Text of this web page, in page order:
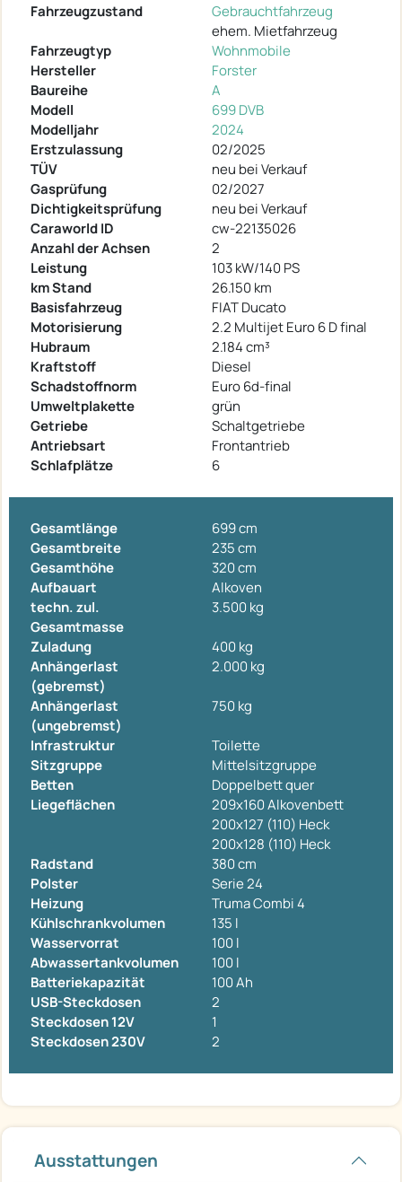
Fahrzeugzustand
Gebrauchtfahrzeug
ehem. Mietfahrzeug
Fahrzeugtyp
Wohnmobile
Hersteller
Forster
Baureihe
A
Modell
699 DVB
Modelljahr
2024
Erstzulassung
02/2025
TÜV
neu bei Verkauf
Gasprüfung
02/2027
Dichtigkeitsprüfung
neu bei Verkauf
Caraworld ID
cw-22135026
Anzahl der Achsen
2
Leistung
103 kW/140 PS
km Stand
26.150 km
Basisfahrzeug
FIAT Ducato
Motorisierung
2.2 Multijet Euro 6 D final
Hubraum
2.184 cm³
Kraftstoff
Diesel
Schadstoffnorm
Euro 6d-final
Umweltplakette
grün
Getriebe
Schaltgetriebe
Antriebsart
Frontantrieb
Schlafplätze
6
Gesamtlänge
699 cm
Gesamtbreite
235 cm
Gesamthöhe
320 cm
Aufbauart
Alkoven
techn. zul.
Gesamtmasse
3.500 kg
Zuladung
400 kg
Anhängerlast
(gebremst)
2.000 kg
Anhängerlast
(ungebremst)
750 kg
Infrastruktur
Toilette
Sitzgruppe
Mittelsitzgruppe
Betten
Doppelbett quer
Liegeflächen
209x160 Alkovenbett
200x127 (110) Heck
200x128 (110) Heck
Radstand
380 cm
Polster
Serie 24
Heizung
Truma Combi 4
Kühlschrankvolumen
135 l
Wasservorrat
100 l
Abwassertankvolumen
100 l
Batteriekapazität
100 Ah
USB-Steckdosen
2
Steckdosen 12V
1
Steckdosen 230V
2
Ausstattungen